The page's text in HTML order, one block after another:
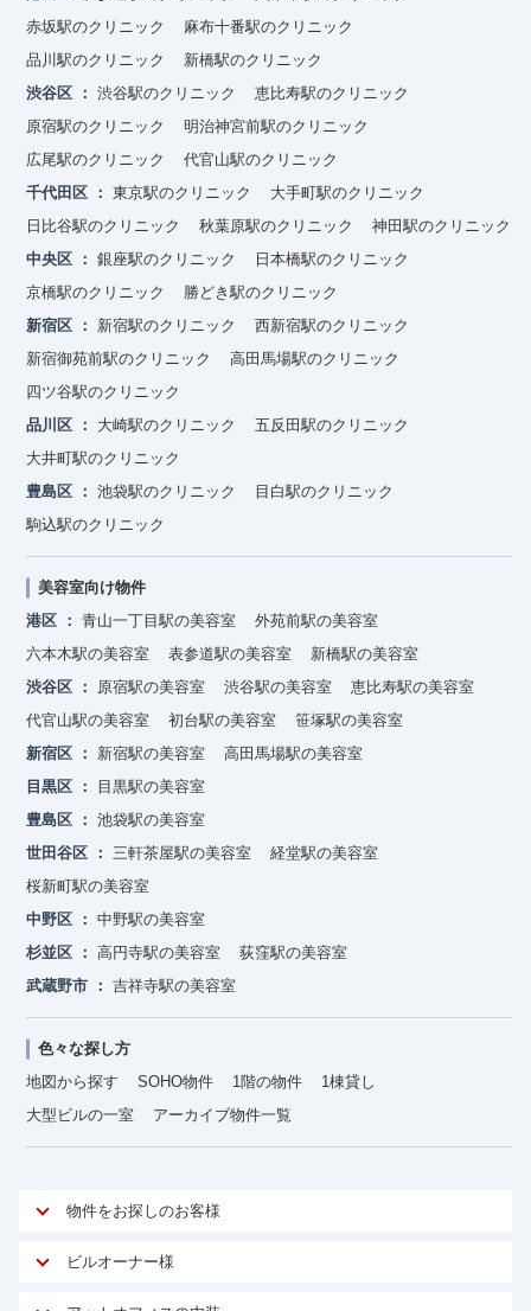
赤坂駅のクリニック
麻布十番駅のクリニック
品川駅のクリニック
新橋駅のクリニック
渋谷区
渋谷駅のクリニック
恵比寿駅のクリニック
原宿駅のクリニック
明治神宮前駅のクリニック
広尾駅のクリニック
代官山駅のクリニック
千代田区
東京駅のクリニック
大手町駅のクリニック
日比谷駅のクリニック
秋葉原駅のクリニック
神田駅のクリニック
中央区
銀座駅のクリニック
日本橋駅のクリニック
京橋駅のクリニック
勝どき駅のクリニック
新宿区
新宿駅のクリニック
西新宿駅のクリニック
新宿御苑前駅のクリニック
高田馬場駅のクリニック
四ツ谷駅のクリニック
品川区
大崎駅のクリニック
五反田駅のクリニック
大井町駅のクリニック
豊島区
池袋駅のクリニック
目白駅のクリニック
駒込駅のクリニック
美容室向け物件
港区
青山一丁目駅の美容室
外苑前駅の美容室
六本木駅の美容室
表参道駅の美容室
新橋駅の美容室
渋谷区
原宿駅の美容室 渋谷駅の美容室
恵比寿駅の美容室
代官山駅の美容室
初台駅の美容室
笹塚駅の美容室
新宿区
新宿駅の美容室
高田馬場駅の美容室
目黒区
目黒駅の美容室
豊島区
池袋駅の美容室
世田谷区
三軒茶屋駅の美容室
経堂駅の美容室
桜新町駅の美容室
中野区
中野駅の美容室
杉並区
高円寺駅の美容室
荻窪駅の美容室
武蔵野市
吉祥寺駅の美容室
色々な探し方
地図から探す
SOHO物件 1階の物件
1棟貸し
大型ビルの一室
アーカイブ物件一覧
物件をお探しのお客様
アットオフィスが選ばれる理由
ビルオーナー様
オーナー様向けサービス